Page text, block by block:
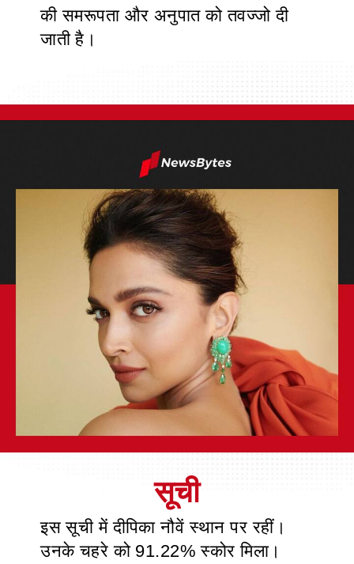
की समरूपता और अनुपात को तवज्जो दी
सूची
इस सूची में दीपिका नौवें स्थान पर रहीं।
उनके चहरे को 91.22% स्कोर मिला।